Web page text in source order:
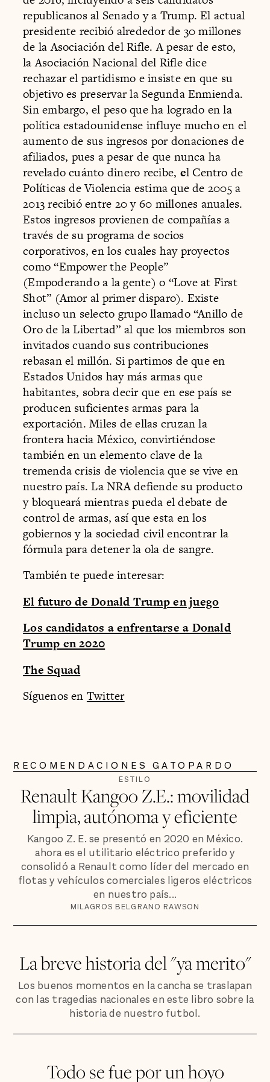
republicanos al Senado y a Trump. El actual
presidente recibió alrededor de 30 millones
de la Asociación del Rifle. A pesar de esto,
la Asociación Nacional del Rifle dice
rechazar el partidismo e insiste en que su
objetivo es preservar la Segunda Enmienda.
Sin embargo, el peso que ha logrado en la
política estadounidense influye mucho en el
aumento de sus ingresos por donaciones de
afiliados, pues a pesar de que nunca ha
revelado cuánto dinero recibe, el Centro de
Políticas de Violencia estima que de 2005 a
2013 recibió entre 20 y 60 millones anuales.
Estos ingresos provienen de compañías a
través de su programa de socios
corporativos, en los cuales hay proyectos
como “Empower the People”
(Empoderando a la gente) o “Love at First
Shot” (Amor al primer disparo). Existe
incluso un selecto grupo llamado “Anillo de
Oro de la Libertad” al que los miembros son
invitados cuando sus contribuciones
rebasan el millón. Si partimos de que en
Estados Unidos hay más armas que
habitantes, sobra decir que en ese país se
producen suficientes armas para la
exportación. Miles de ellas cruzan la
frontera hacia México, convirtiéndose
también en un elemento clave de la
tremenda crisis de violencia que se vive en
nuestro país. La NRA defiende su producto
y bloqueará mientras pueda el debate de
control de armas, así que esta en los
gobiernos y la sociedad civil encontrar la
fórmula para detener la ola de sangre.
También te puede interesar:
El futuro de Donald Trump en juego
Los candidatos a enfrentarse a Donald
Trump en 2020
The Squad
Síguenos en Twitter
RECOMENDACIONES GATOPARDO
ESTILO
Renault Kangoo Z.E.: movilidad
limpia, autónoma y eficiente
Kangoo Z. E. se presentó en 2020 en México.
ahora es el utilitario eléctrico preferido y
consolidó a Renault como líder del mercado en
flotas y vehículos comerciales ligeros eléctricos
en nuestro país...
MILAGROS BELGRANO RAWSON
La breve historia del "ya merito"
Los buenos momentos en la cancha se traslapan
con las tragedias nacionales en este libro sobre la
historia de nuestro futbol.
Todo se fue por un hoyo